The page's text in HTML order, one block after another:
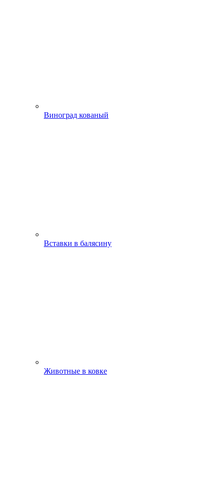
Виноград кованый
Вставки в балясину
Животные в ковке